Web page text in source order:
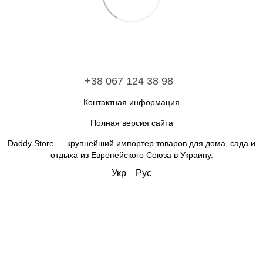
+38 067 124 38 98
Контактная информация
Полная версия сайта
Daddy Store — крупнейший импортер товаров для дома, сада и
отдыха из Европейского Союза в Украину.
Укр Рус